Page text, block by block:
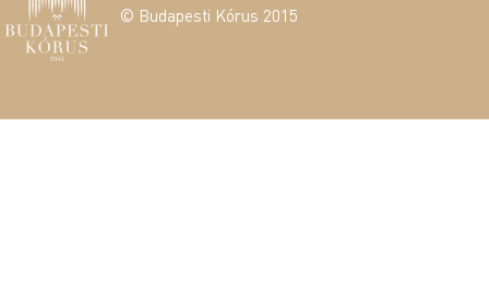
© Budapesti Kórus 2015